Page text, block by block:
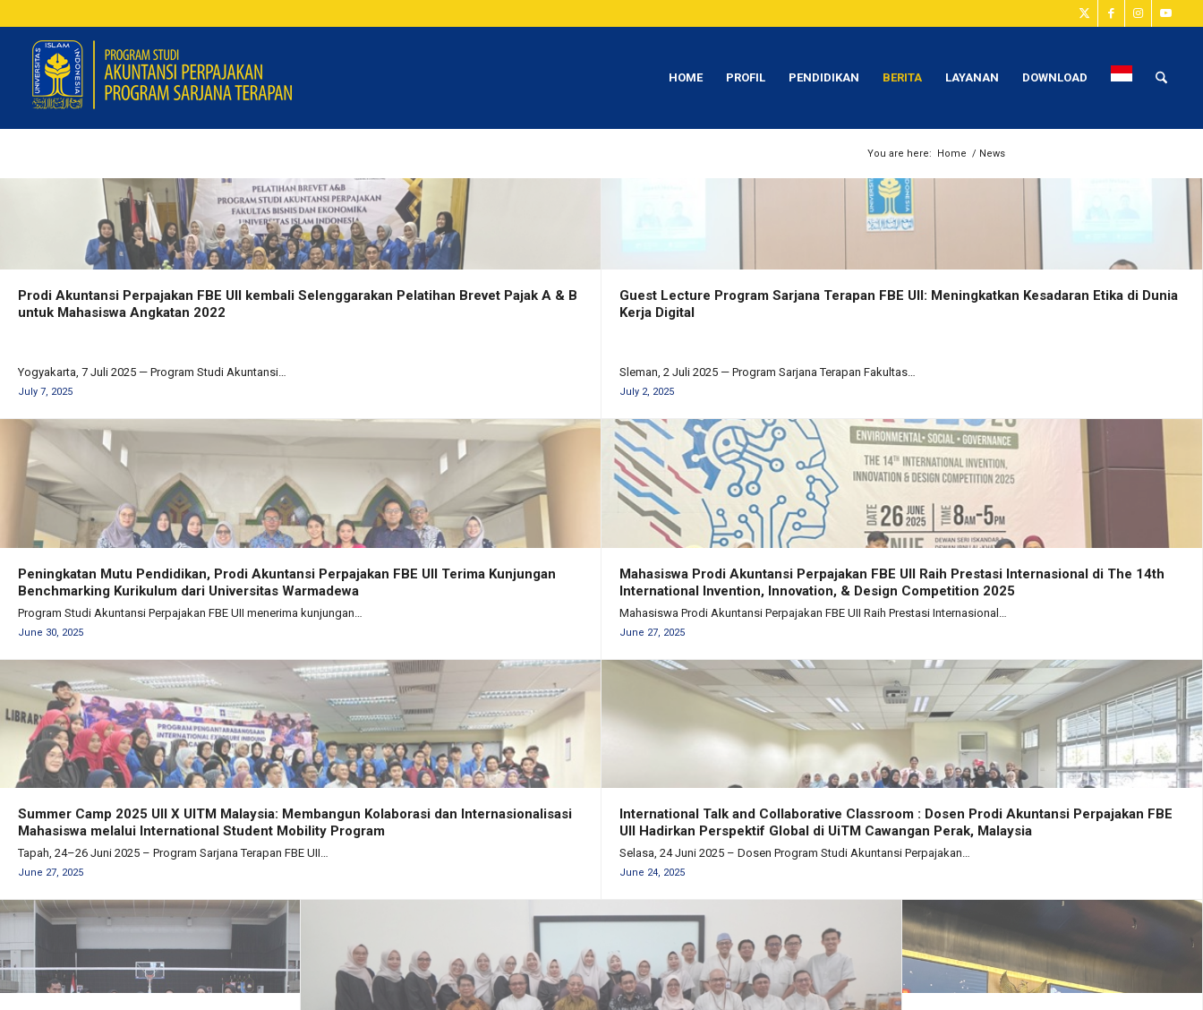
HOME PROFIL PENDIDIKAN BERITA LAYANAN DOWNLOAD
You are here: Home / News
Prodi Akuntansi Perpajakan FBE UII kembali Selenggarakan Pelatihan Brevet Pajak A & B
untuk Mahasiswa Angkatan 2022
Yogyakarta, 7 Juli 2025 — Program Studi Akuntansi…
July 7, 2025
Guest Lecture Program Sarjana Terapan FBE UII: Meningkatkan Kesadaran Etika di Dunia
Kerja Digital
Sleman, 2 Juli 2025 — Program Sarjana Terapan Fakultas…
July 2, 2025
Peningkatan Mutu Pendidikan, Prodi Akuntansi Perpajakan FBE UII Terima Kunjungan
Benchmarking Kurikulum dari Universitas Warmadewa
Program Studi Akuntansi Perpajakan FBE UII menerima kunjungan…
June 30, 2025
Mahasiswa Prodi Akuntansi Perpajakan FBE UII Raih Prestasi Internasional di The 14th
International Invention, Innovation, & Design Competition 2025
Mahasiswa Prodi Akuntansi Perpajakan FBE UII Raih Prestasi Internasional…
June 27, 2025
Summer Camp 2025 UII X UITM Malaysia: Membangun Kolaborasi dan Internasionalisasi
Mahasiswa melalui International Student Mobility Program
Tapah, 24–26 Juni 2025 – Program Sarjana Terapan FBE UII…
June 27, 2025
International Talk and Collaborative Classroom : Dosen Prodi Akuntansi Perpajakan FBE
UII Hadirkan Perspektif Global di UiTM Cawangan Perak, Malaysia
Selasa, 24 Juni 2025 – Dosen Program Studi Akuntansi Perpajakan…
June 24, 2025